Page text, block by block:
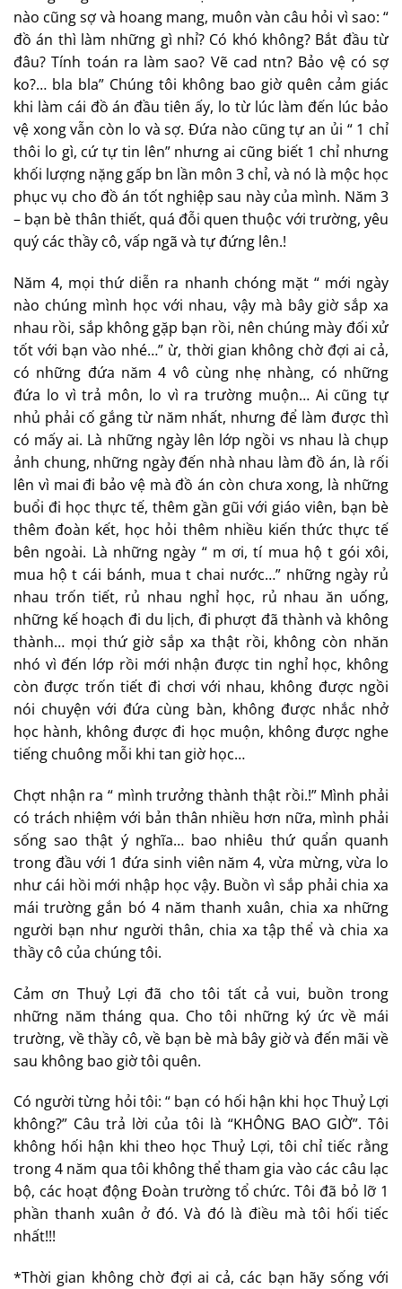
nào cũng sợ và hoang mang, muôn vàn câu hỏi vì sao: “
đồ án thì làm những gì nhỉ? Có khó không? Bắt đầu từ
đâu? Tính toán ra làm sao? Vẽ cad ntn? Bảo vệ có sợ
ko?… bla bla” Chúng tôi không bao giờ quên cảm giác
khi làm cái đồ án đầu tiên ấy, lo từ lúc làm đến lúc bảo
vệ xong vẫn còn lo và sợ. Đứa nào cũng tự an ủi “ 1 chỉ
thôi lo gì, cứ tự tin lên” nhưng ai cũng biết 1 chỉ nhưng
khối lượng nặng gấp bn lần môn 3 chỉ, và nó là mộc học
phục vụ cho đồ án tốt nghiệp sau này của mình. Năm 3
– bạn bè thân thiết, quá đỗi quen thuộc với trường, yêu
quý các thầy cô, vấp ngã và tự đứng lên.!
Năm 4, mọi thứ diễn ra nhanh chóng mặt “ mới ngày
nào chúng mình học với nhau, vậy mà bây giờ sắp xa
nhau rồi, sắp không gặp bạn rồi, nên chúng mày đối xử
tốt với bạn vào nhé…” ừ, thời gian không chờ đợi ai cả,
có những đứa năm 4 vô cùng nhẹ nhàng, có những
đứa lo vì trả môn, lo vì ra trường muộn… Ai cũng tự
nhủ phải cố gắng từ năm nhất, nhưng để làm được thì
có mấy ai. Là những ngày lên lớp ngồi vs nhau là chụp
ảnh chung, những ngày đến nhà nhau làm đồ án, là rối
lên vì mai đi bảo vệ mà đồ án còn chưa xong, là những
buổi đi học thực tế, thêm gần gũi với giáo viên, bạn bè
thêm đoàn kết, học hỏi thêm nhiều kiến thức thực tế
bên ngoài. Là những ngày “ m ơi, tí mua hộ t gói xôi,
mua hộ t cái bánh, mua t chai nước…” những ngày rủ
nhau trốn tiết, rủ nhau nghỉ học, rủ nhau ăn uống,
những kế hoạch đi du lịch, đi phượt đã thành và không
thành… mọi thứ giờ sắp xa thật rồi, không còn nhăn
nhó vì đến lớp rồi mới nhận được tin nghỉ học, không
còn được trốn tiết đi chơi với nhau, không được ngồi
nói chuyện với đứa cùng bàn, không được nhắc nhở
học hành, không được đi học muộn, không được nghe
tiếng chuông mỗi khi tan giờ học…
Chợt nhận ra “ mình trưởng thành thật rồi.!” Mình phải
có trách nhiệm với bản thân nhiều hơn nữa, mình phải
sống sao thật ý nghĩa… bao nhiêu thứ quẩn quanh
trong đầu với 1 đứa sinh viên năm 4, vừa mừng, vừa lo
như cái hồi mới nhập học vậy. Buồn vì sắp phải chia xa
mái trường gắn bó 4 năm thanh xuân, chia xa những
người bạn như người thân, chia xa tập thể và chia xa
thầy cô của chúng tôi.
Cảm ơn Thuỷ Lợi đã cho tôi tất cả vui, buồn trong
những năm tháng qua. Cho tôi những ký ức về mái
trường, về thầy cô, về bạn bè mà bây giờ và đến mãi về
sau không bao giờ tôi quên.
Có người từng hỏi tôi: “ bạn có hối hận khi học Thuỷ Lợi
không?” Câu trả lời của tôi là “KHÔNG BAO GIỜ”. Tôi
không hối hận khi theo học Thuỷ Lợi, tôi chỉ tiếc rằng
trong 4 năm qua tôi không thể tham gia vào các câu lạc
bộ, các hoạt động Đoàn trường tổ chức. Tôi đã bỏ lỡ 1
phần thanh xuân ở đó. Và đó là điều mà tôi hối tiếc
nhất!!!
*Thời gian không chờ đợi ai cả, các bạn hãy sống với